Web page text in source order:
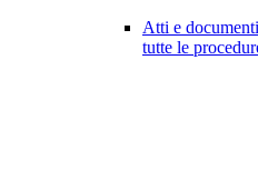
Atti e
tutte le